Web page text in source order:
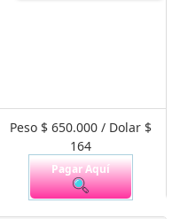
Peso $ 650.000 / Dolar $
164
Pagar Aquí